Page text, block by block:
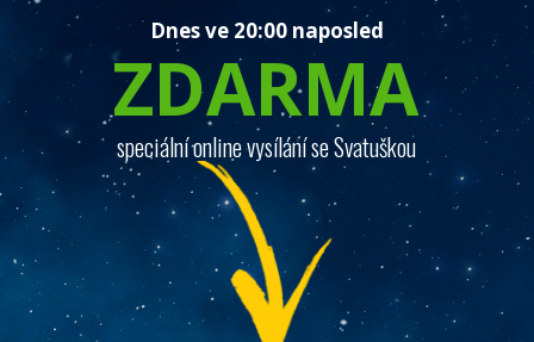
Dnes ve 20:00 naposled
ZDARMA
speciální online vysílání se Svatuškou